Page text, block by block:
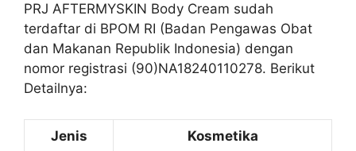
PRJ AFTERMYSKIN Body Cream sudah
terdaftar di BPOM RI (Badan Pengawas Obat
dan Makanan Republik Indonesia) dengan
nomor registrasi (90)NA18240110278. Berikut
Detailnya:
Jenis Kosmetika